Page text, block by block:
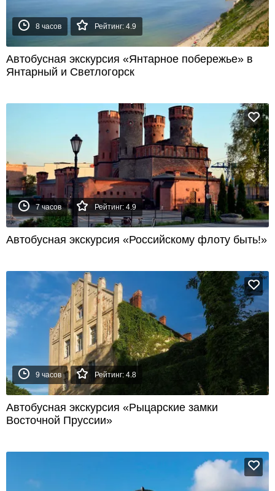
8 часов Рейтинг: 4.9
Автобусная экскурсия «Янтарное побережье» в
Янтарный и Светлогорск
7 часов Рейтинг: 4.9
Автобусная экскурсия «Российскому флоту быть!»
9 часов Рейтинг: 4.8
Автобусная экскурсия «Рыцарские замки
Восточной Пруссии»